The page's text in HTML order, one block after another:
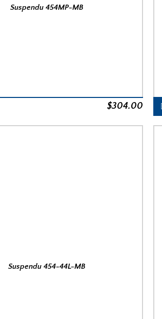
Suspendu 454MP-MB
$304.00
Suspendu 454-44L-MB